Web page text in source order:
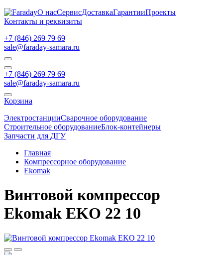
О насСервисДоставкаГарантииПроекты
Контакты и реквизиты
+7 (846) 269 79 69
sale@faraday-samara.ru
+7 (846) 269 79 69
sale@faraday-samara.ru
Корзина
ЭлектростанцииСварочное оборудование
Строительное оборудованиеБлок-контейнеры
Запчасти для ДГУ
Главная
Компрессорное оборудование
Ekomak
Винтовой компрессор
Ekomak EKO 22 10